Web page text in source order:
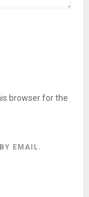
browser for the
EMAIL.